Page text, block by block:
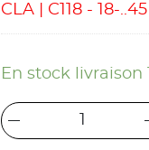
CLA | C118 - 18-
En stock livraison